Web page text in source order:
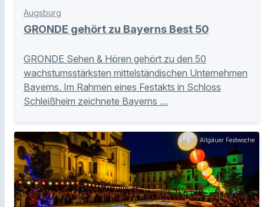
Augsburg
GRONDE gehört zu Bayerns Best 50
GRONDE Sehen & Hören gehört zu den 50
wachstumsstärksten mittelständischen Unternehmen
Bayerns. Im Rahmen eines Festakts in Schloss
Schleißheim zeichnete Bayerns …
Allgäuer Festwoche